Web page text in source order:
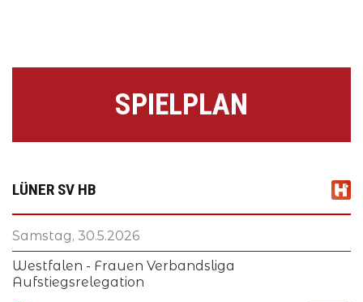
SPIELPLAN
LÜNER SV HB
Samstag, 30.5.2026
Westfalen - Frauen Verbandsliga
Aufstiegsrelegation